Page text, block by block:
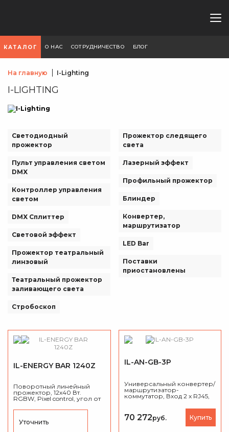
КАТАЛОГ О НАС СОТРУДНИЧЕСТВО БЛОГ
На главную I-Lighting
I-LIGHTING
Светодиодный
прожектор
Пульт управления светом
DMX
Контроллер управления
светом
DMX Сплиттер
Световой эффект
Прожектор театральный
линзовый
Театральный прожектор
заливающего света
Стробоскоп
Прожектор следящего
света
Лазерный эффект
Профильный прожектор
Блиндер
Конвертер,
маршрутизатор
LED Bar
Поставки
приостановлены
IL-ENERGY BAR 1240Z
Поворотный линейный
прожектор, 12х40 Вт.
RGBW, Pixel control, угол от
Уточнить
IL-AN-GB-3P
Универсальный конвертер/
маршрутизатор-
коммутатор, Вход 2 x RJ45,
каналов), протоколы:
ArtNET, KlingNET, TCP/IPv4,
DMX-512.
70 272руб. Купить